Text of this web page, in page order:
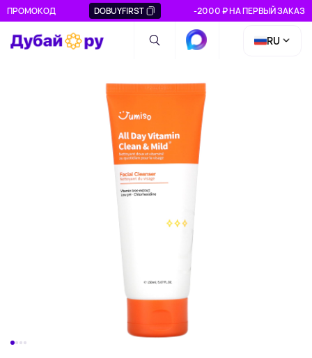
ПРОМОКОД DOBUYFIRST -2000 ₽ НА ПЕРВЫЙ ЗАКАЗ
RU